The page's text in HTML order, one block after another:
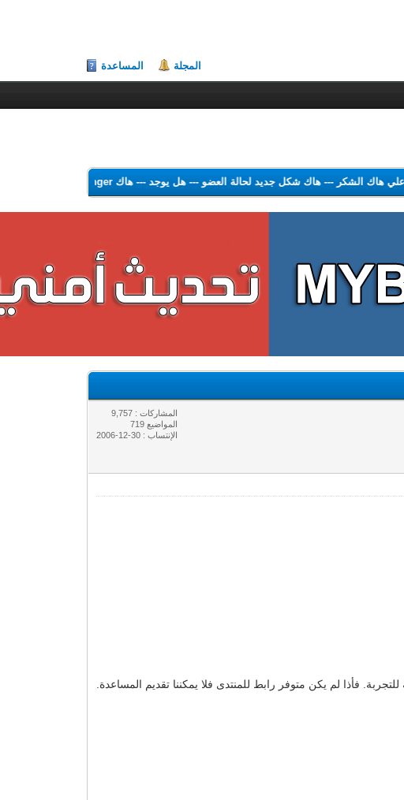
المجلة المساعدة
علي هاك الشكر--- هاك شكل جديد لحالة العضو---هل يوجد--- هاك Theme Color Changer
المشاركات : 9,757
المواضيع 719
الإنتساب : 30-12-2006
فأذا لم يكن متوفر رابط للمنتدى فلا يمكننا تقديم المساعدة.